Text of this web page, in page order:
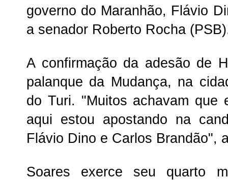
governo do Maranhão, Flávio
a senador Roberto Rocha
A confirmação da adesão de
palanque da Mudança, na
do Turi. "Muitos achavam que
aqui estou apostando na
Flávio Dino e Carlos Brandão",
Soares exerce seu quarto